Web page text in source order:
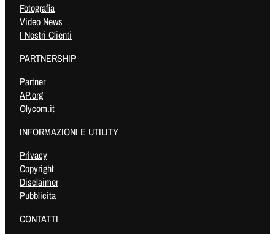
Fotografia
Video News
I Nostri Clienti
PARTNERSHIP
Partner
AP.org
Olycom.it
INFORMAZIONI E UTILITY
Privacy
Copyright
Disclaimer
Pubblicita
CONTATTI